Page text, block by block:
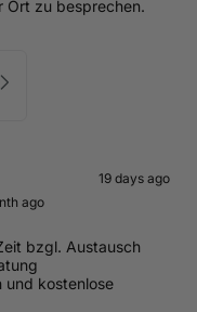
Ort zu besprechen.
19 days ago
ago
bzgl. Austausch
und kostenlose